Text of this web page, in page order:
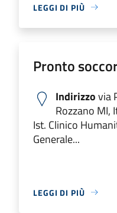
LEGGI DI PIÙ
Pronto
Indirizzovia
Rozzano MI,
Ist. Clinico
Generale...
LEGGI DI PIÙ